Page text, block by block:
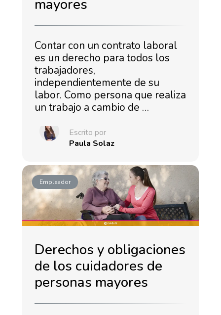
mayores
Contar con un contrato laboral
es un derecho para todos los
trabajadores,
independientemente de su
labor. Como persona que realiza
un trabajo a cambio de …
Escrito por
Paula Solaz
Empleador
Derechos y obligaciones
de los cuidadores de
personas mayores